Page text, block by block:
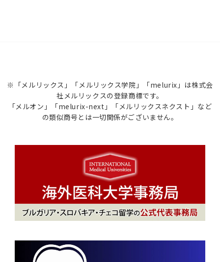
※「メルリックス」「メルリックス学院」「melurix」は株式会
社メルリックスの登録商標です。
「メルオン」「melurix-next」「メルリックスネクスト」など
の類似商号とは一切関係がございません。